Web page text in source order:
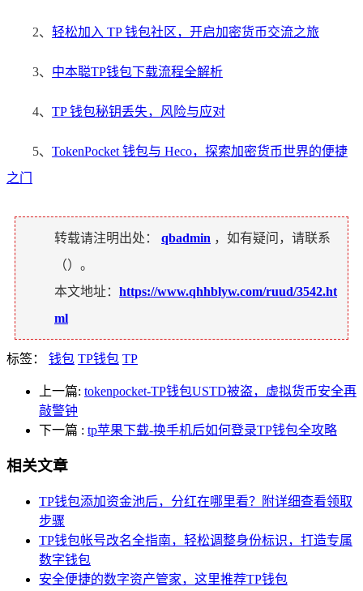
2、 轻松加入 TP 钱包社区，开启加密货币交流之旅
3、 中本聪TP钱包下载流程全解析
4、 TP 钱包秘钥丢失，风险与应对
5、 TokenPocket 钱包与 Heco，探索加密货币世界的便捷
之门
转载请注明出处： qbadmin ，如有疑问，请联系
（）。
本文地址： https://www.qhhblyw.com/ruud/3542.ht
ml
标签： 钱包 TP钱包 TP
上一篇: tokenpocket-TP钱包USTD被盗，虚拟货币安全再
敲警钟
下一篇 : tp苹果下载-换手机后如何登录TP钱包全攻略
相关文章
TP钱包添加资金池后，分红在哪里看？附详细查看领取
步骤
TP钱包帐号改名全指南，轻松调整身份标识，打造专属
数字钱包
安全便捷的数字资产管家，这里推荐TP钱包